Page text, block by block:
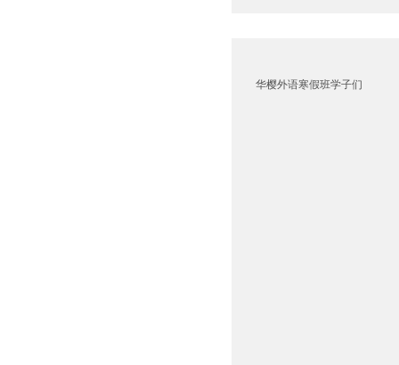
华樱外语寒假班学子们